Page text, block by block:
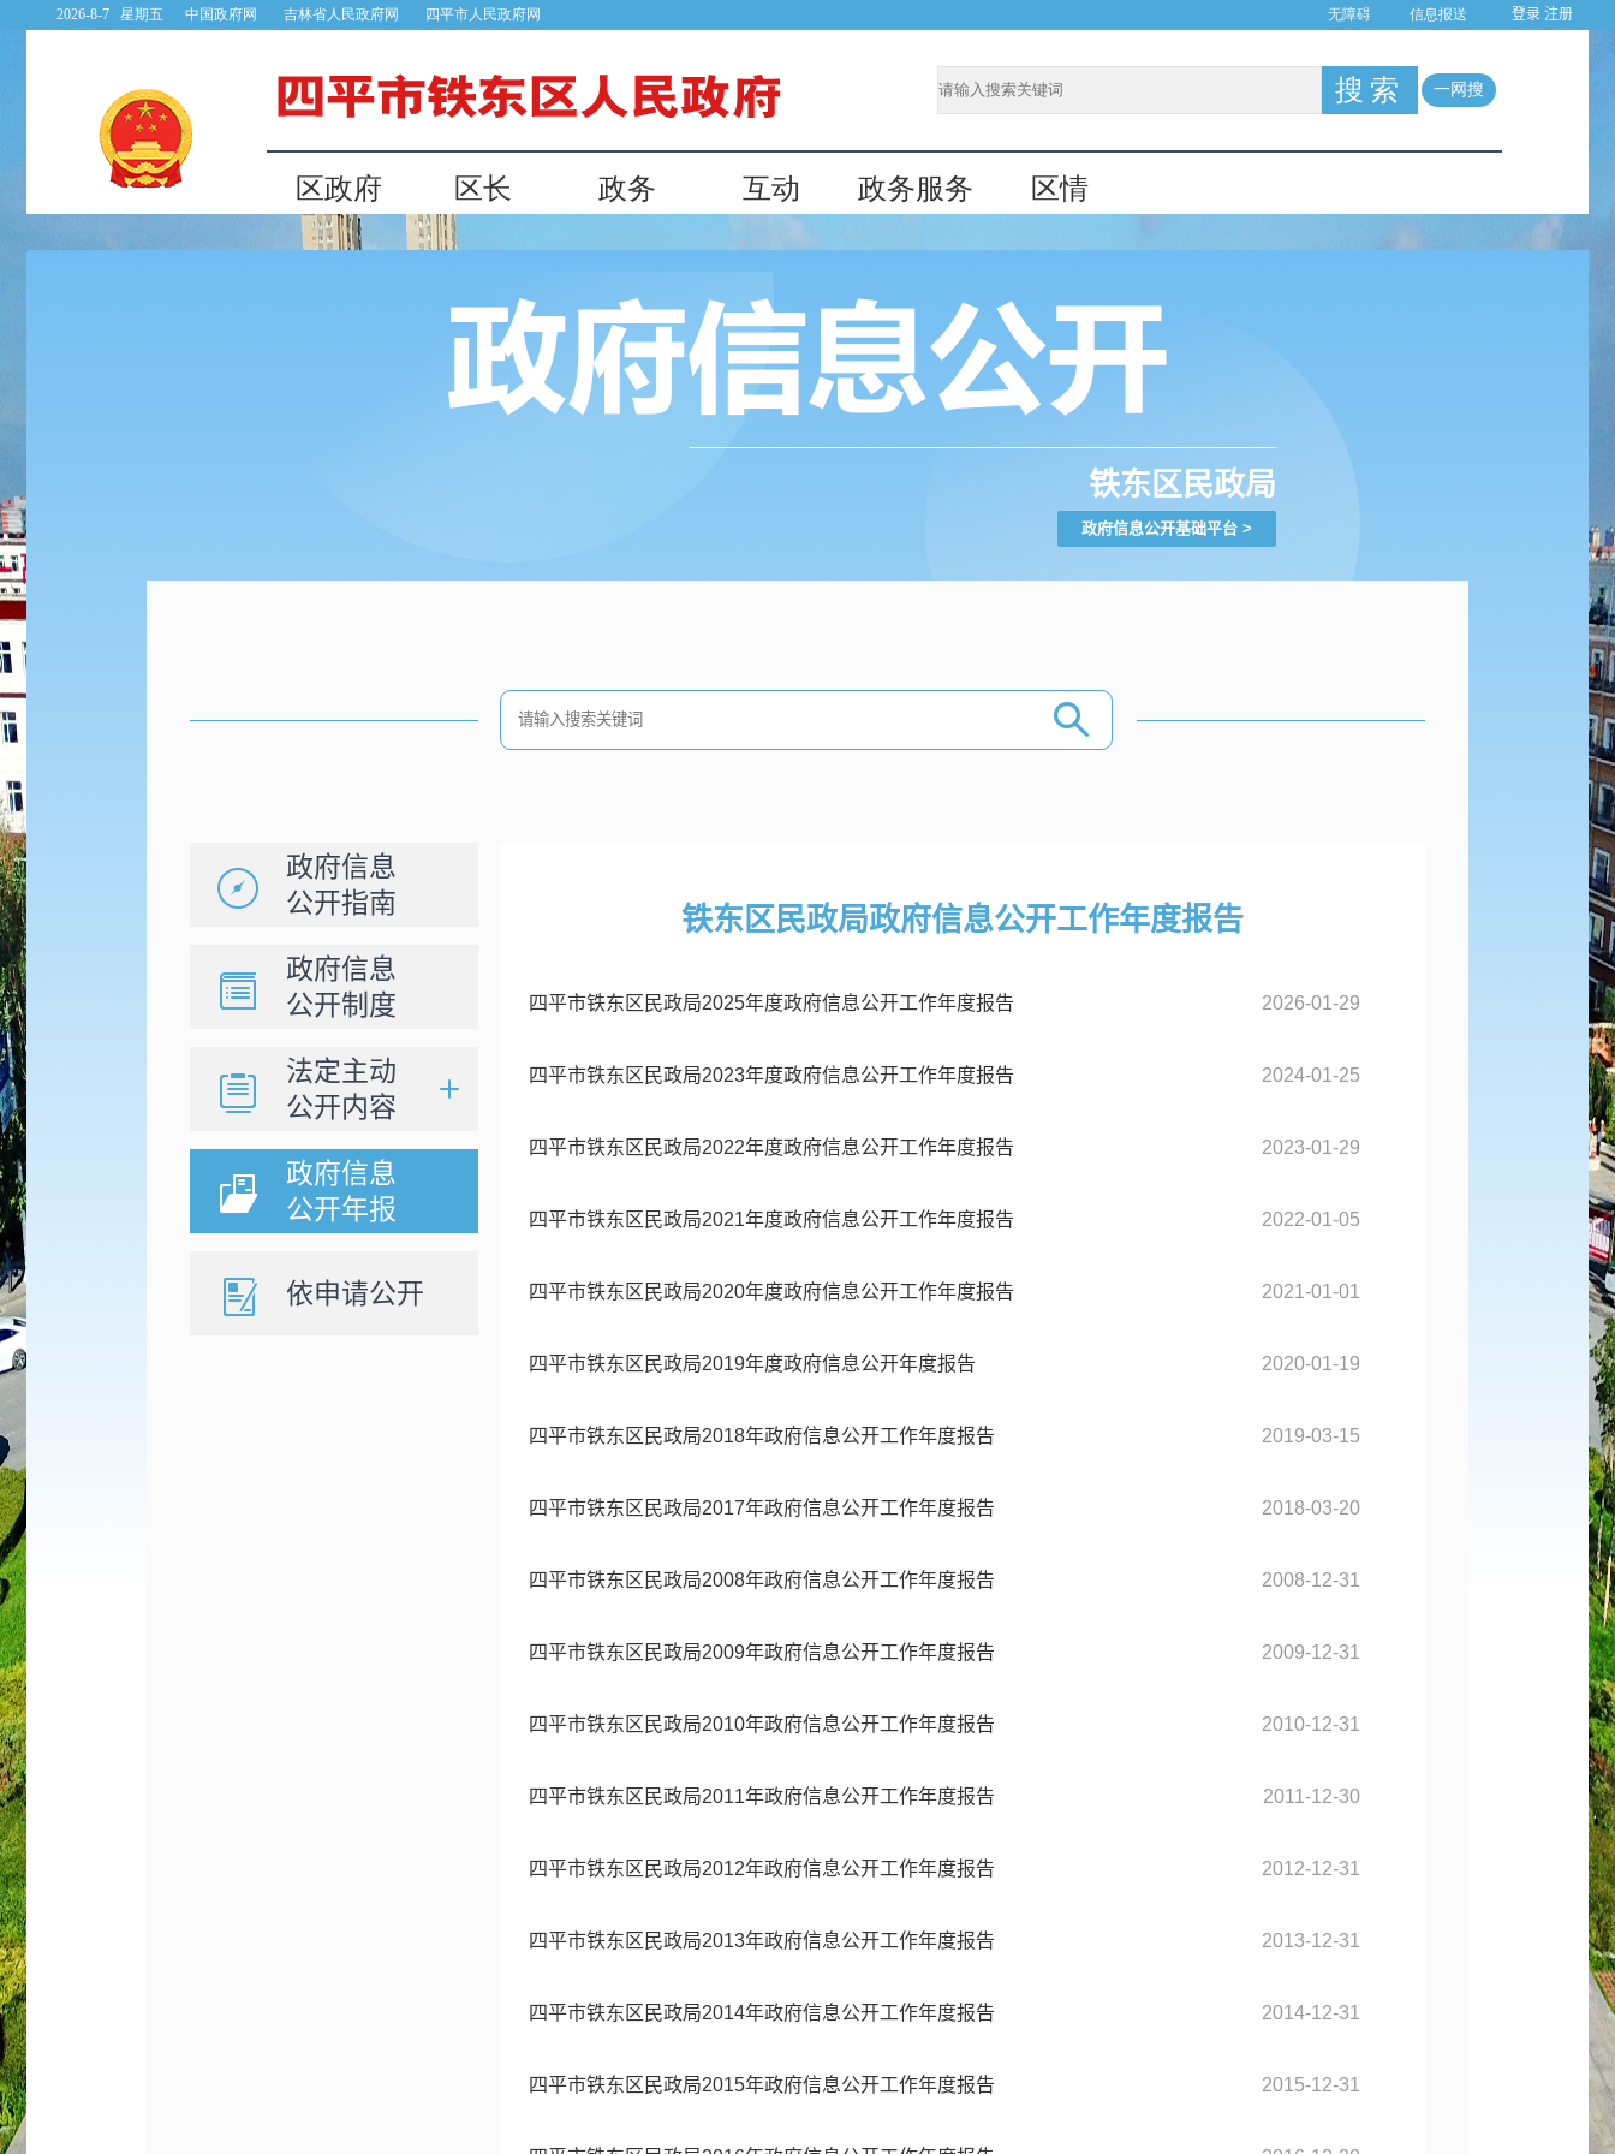
登录 注册
铁东区民政局
政府信息公开基础平台 >
政府信息
公开指南
政府信息
公开制度
法定主动
公开内容
政府信息
公开年报
依申请公开
铁东区民政局政府信息公开工作年度报告
四平市铁东区民政局2025年度政府信息公开工作年度报告 2026-01-29
四平市铁东区民政局2023年度政府信息公开工作年度报告 2024-01-25
四平市铁东区民政局2022年度政府信息公开工作年度报告 2023-01-29
四平市铁东区民政局2021年度政府信息公开工作年度报告 2022-01-05
四平市铁东区民政局2020年度政府信息公开工作年度报告 2021-01-01
四平市铁东区民政局2019年度政府信息公开年度报告 2020-01-19
四平市铁东区民政局2018年政府信息公开工作年度报告 2019-03-15
四平市铁东区民政局2017年政府信息公开工作年度报告 2018-03-20
四平市铁东区民政局2008年政府信息公开工作年度报告 2008-12-31
四平市铁东区民政局2009年政府信息公开工作年度报告 2009-12-31
四平市铁东区民政局2010年政府信息公开工作年度报告 2010-12-31
四平市铁东区民政局2011年政府信息公开工作年度报告 2011-12-30
四平市铁东区民政局2012年政府信息公开工作年度报告 2012-12-31
四平市铁东区民政局2013年政府信息公开工作年度报告 2013-12-31
四平市铁东区民政局2014年政府信息公开工作年度报告 2014-12-31
四平市铁东区民政局2015年政府信息公开工作年度报告 2015-12-31